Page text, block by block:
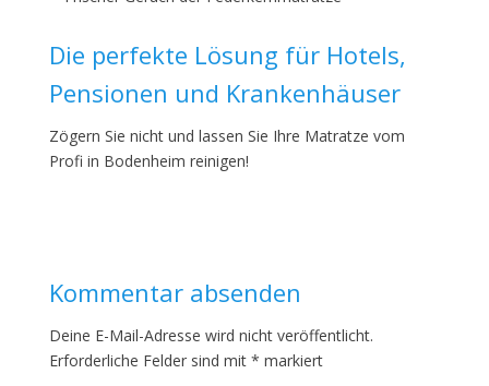
Die perfekte Lösung für Hotels,
Pensionen und Krankenhäuser
Zögern Sie nicht und lassen Sie Ihre Matratze vom
Profi in Bodenheim reinigen!
Kommentar absenden
Deine E-Mail-Adresse wird nicht veröffentlicht.
Erforderliche Felder sind mit * markiert